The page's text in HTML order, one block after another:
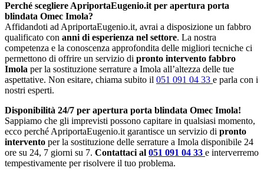
Perché scegliere ApriportaEugenio.it per apertura porta
blindata Omec Imola?
Affidandoti ad ApriportaEugenio.it, avrai a disposizione un fabbro
qualificato con anni di esperienza nel settore. La nostra
competenza e la conoscenza approfondita delle migliori tecniche ci
permettono di offrire un servizio di pronto intervento fabbro
Imola per la sostituzione serrature a Imola all’altezza delle tue
aspettative. Non esitare, chiama subito il 051 091 04 33 e parla con i
nostri esperti.
Disponibilità 24/7 per apertura porta blindata Omec Imola!
Sappiamo che gli imprevisti possono capitare in qualsiasi momento,
ecco perché ApriportaEugenio.it garantisce un servizio di pronto
intervento per la sostituzione delle serrature a Imola disponibile 24
ore su 24, 7 giorni su 7. Contattaci al 051 091 04 33 e interverremo
tempestivamente per risolvere il tuo problema.